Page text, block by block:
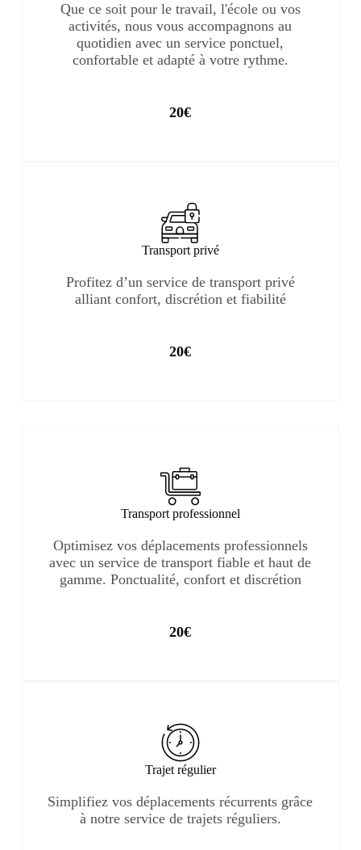
Que ce soit pour le travail, l'école ou vos
activités, nous vous accompagnons au
quotidien avec un service ponctuel,
confortable et adapté à votre rythme.
20€
Transport privé
Profitez d’un service de transport privé
alliant confort, discrétion et fiabilité
20€
Transport professionnel
Optimisez vos déplacements professionnels
avec un service de transport fiable et haut de
gamme. Ponctualité, confort et discrétion
20€
Trajet régulier
Simplifiez vos déplacements récurrents grâce
à notre service de trajets réguliers.